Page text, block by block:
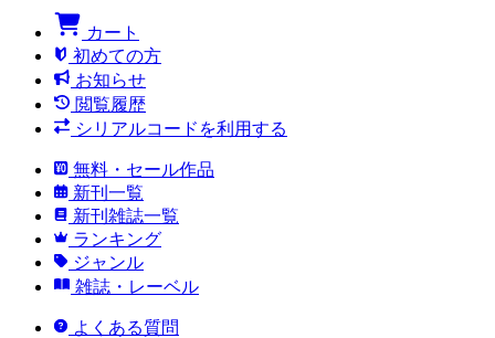
カート
初めての方
お知らせ
閲覧履歴
シリアルコードを利用する
無料・セール作品
新刊一覧
新刊雑誌一覧
ランキング
ジャンル
雑誌・レーベル
よくある質問